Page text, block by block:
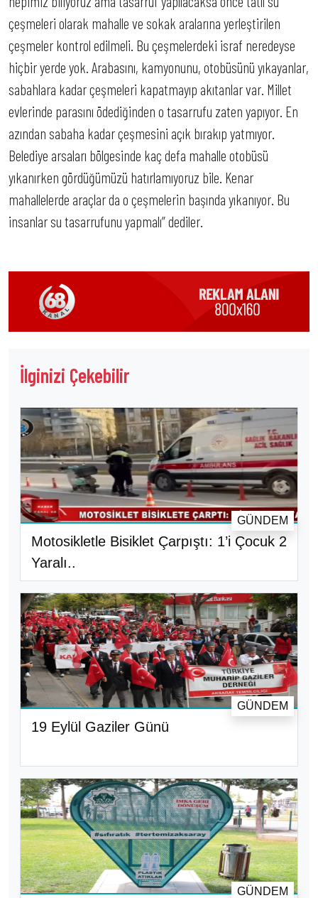
çeşmeleri olarak mahalle ve sokak aralarına yerleştirilen
çeşmeler kontrol edilmeli. Bu çeşmelerdeki israf neredeyse
hiçbir yerde yok. Arabasını, kamyonunu, otobüsünü yıkayanlar,
sabahlara kadar çeşmeleri kapatmayıp akıtanlar var. Millet
evlerinde parasını ödediğinden o tasarrufu zaten yapıyor. En
azından sabaha kadar çeşmesini açık bırakıp yatmıyor.
Belediye arsaları bölgesinde kaç defa mahalle otobüsü
yıkanırken gördüğümüzü hatırlamıyoruz bile. Kenar
mahallelerde araçlar da o çeşmelerin başında yıkanıyor. Bu
insanlar su tasarrufunu yapmalı” dediler.
İlginizi Çekebilir
Motosikletle Bisiklet Çarpıştı: 1’i Çocuk 2
Yaralı..
GÜNDEM
19 Eylül Gaziler Günü
GÜNDEM
GÜNDEM